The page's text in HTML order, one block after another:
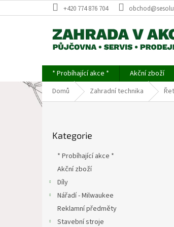
na
+420 774 876 704
* Probíhající akce * Akční zboží
Domů
Zahradní technika
P
kategorie
Kategorie
* Probíhající akce *
Akční zboží
Díly
Nářadí - Milwaukee
Reklamní předměty
Stavební stroje